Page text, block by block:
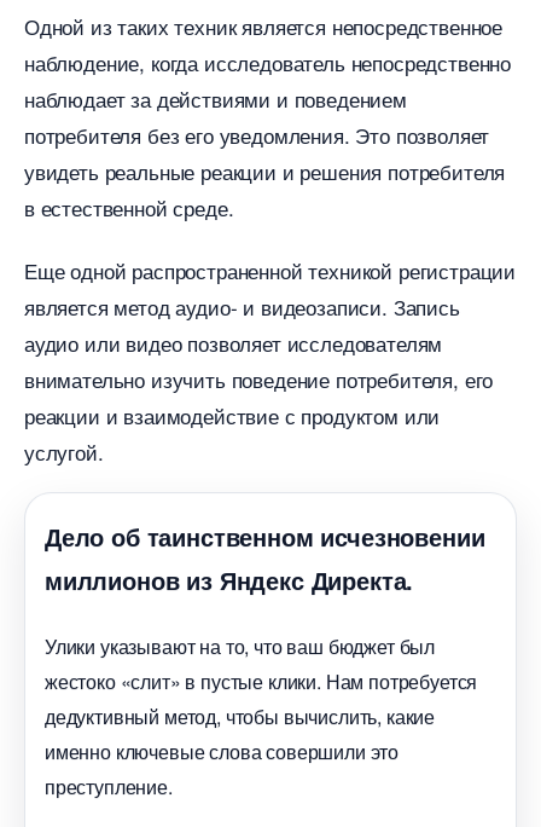
Одной из таких техник является непосредственное
наблюдение, когда исследователь непосредственно
наблюдает за действиями и поведением
потребителя без его уведомления. Это позволяет
увидеть реальные реакции и решения потребителя
естественной среде.
Еще одной распространенной техникой регистрации
является метод аудио- и видеозаписи. Запись
аудио или видео позволяет исследователям
нимательно изучить поведение потребителя, его
реакции и взаимодействие с продуктом или
услугой.
Дело об таинственном исчезновении
миллионов из Яндекс Директа.
Улики указывают на то, что ваш бюджет был
жестоко «слит» в пустые клики. Нам потребуется
дедуктивный метод, чтобы вычислить, какие
именно ключевые слова совершили это
преступление.